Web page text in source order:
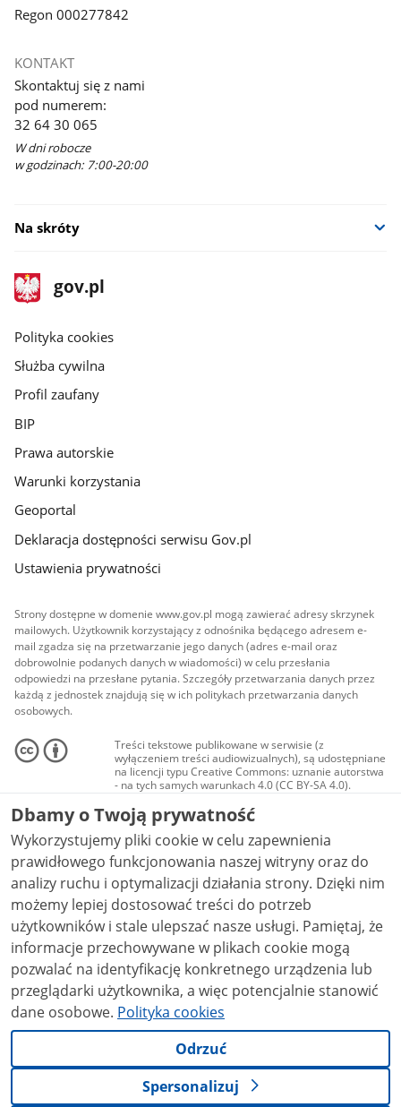
Regon 000277842
KONTAKT
Skontaktuj się z nami
pod numerem:
32 64 30 065
W dni robocze
w godzinach: 7:00-20:00
Na skróty
stopka
gov.pl
Strona
gov.pl
gov.pl
Polityka cookies
Służba cywilna
Profil zaufany
BIP
Prawa autorskie
Warunki korzystania
Geoportal
Deklaracja dostępności serwisu Gov.pl
Ustawienia prywatności
Strony dostępne w domenie www.gov.pl mogą zawierać adresy skrzynek
mailowych. Użytkownik korzystający z odnośnika będącego adresem e-
mail zgadza się na przetwarzanie jego danych (adres e-mail oraz
dobrowolnie podanych danych w wiadomości) w celu przesłania
odpowiedzi na przesłane pytania. Szczegóły przetwarzania danych przez
każdą z jednostek znajdują się w ich politykach przetwarzania danych
osobowych.
Treści tekstowe publikowane w serwisie (z
wyłączeniem treści audiowizualnych), są udostępniane
na licencji typu Creative Commons: uznanie autorstwa
- na tych samych warunkach 4.0 (CC BY-SA 4.0).
Materiały audiowizualne, w tym zdjęcia, materiały
audio i wideo, są udostępniane na licencji typu
Creative Commons: uznanie autorstwa użycie
niekomercyjne - bez utworów zależnych 4.0 (CC BY-
NC-ND 4.0), o ile nie jest to stwierdzone inaczej.
Dbamy o Twoją prywatność
Wykorzystujemy pliki cookie w celu zapewnienia
prawidłowego funkcjonowania naszej witryny oraz do
analizy ruchu i optymalizacji działania strony. Dzięki nim
możemy lepiej dostosować treści do potrzeb
użytkowników i stale ulepszać nasze usługi. Pamiętaj, że
informacje przechowywane w plikach cookie mogą
pozwalać na identyfikację konkretnego urządzenia lub
przeglądarki użytkownika, a więc potencjalnie stanowić
dane osobowe. Polityka cookies
Odrzuć
Spersonalizuj